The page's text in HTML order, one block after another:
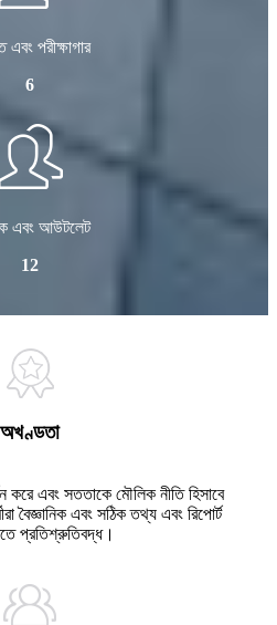
এবং পরীক্ষাগার
6
এবং আউটলেট
12
অখণ্ডতা
করে এবং সততাকে মৌলিক নীতি হিসাবে
বৈজ্ঞানিক এবং সঠিক তথ্য এবং রিপোর্ট
প্রতিশ্রুতিবদ্ধ।